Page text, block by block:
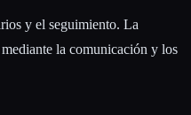
y el seguimiento. La
la comunicación y los